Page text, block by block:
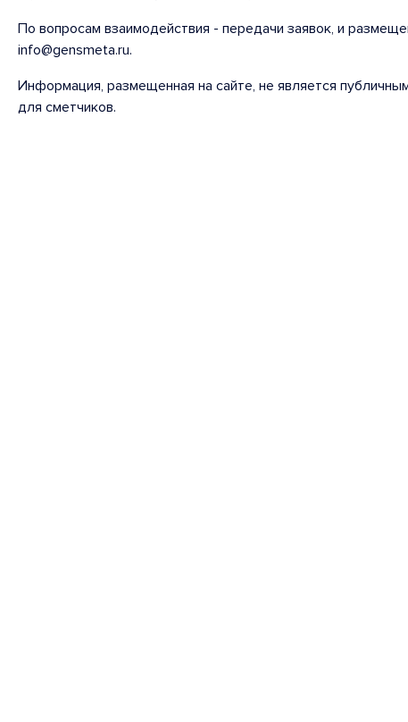
По вопросам взаимодействия - передачи заявок, и
info@gensmeta.ru.
Информация, размещенная на сайте, не является
для сметчиков.